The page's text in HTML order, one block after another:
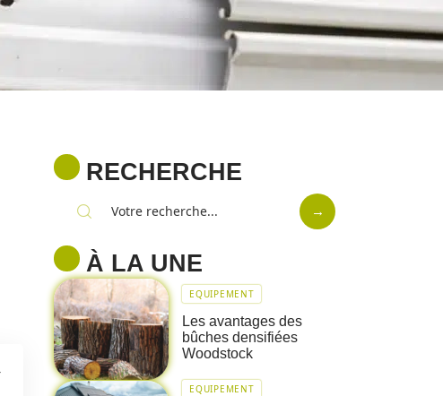
RECHERCHE
À LA UNE
EQUIPEMENT
Les avantages des
bûches densifiées
Woodstock
EQUIPEMENT